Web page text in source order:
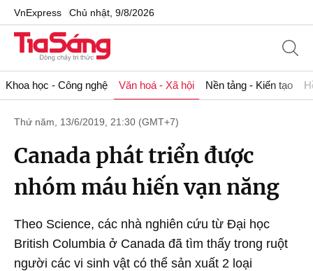
VnExpress Chủ nhật, 9/8/2026
Khoa học - Công nghệ Văn hoá - Xã hội Nền tảng - Kiến tạo
Thứ năm, 13/6/2019, 21:30 (GMT+7)
Canada phát triển được
nhóm máu hiến vạn năng
Theo Science, các nhà nghiên cứu từ Đại học
British Columbia ở Canada đã tìm thấy trong ruột
người các vi sinh vật có thể sản xuất 2 loại